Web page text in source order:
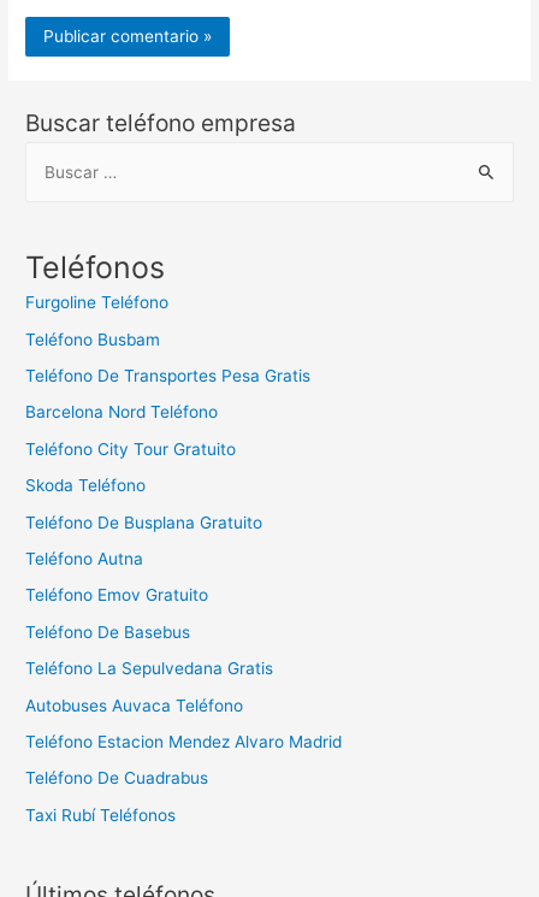
Buscar teléfono empresa
c
:
Teléfonos
Furgoline Teléfono
Teléfono Busbam
Teléfono De Transportes Pesa Gratis
Barcelona Nord Teléfono
Teléfono City Tour Gratuito
Skoda Teléfono
Teléfono De Busplana Gratuito
Teléfono Autna
Teléfono Emov Gratuito
Teléfono De Basebus
Teléfono La Sepulvedana Gratis
Autobuses Auvaca Teléfono
Teléfono Estacion Mendez Alvaro Madrid
Teléfono De Cuadrabus
Taxi Rubí Teléfonos